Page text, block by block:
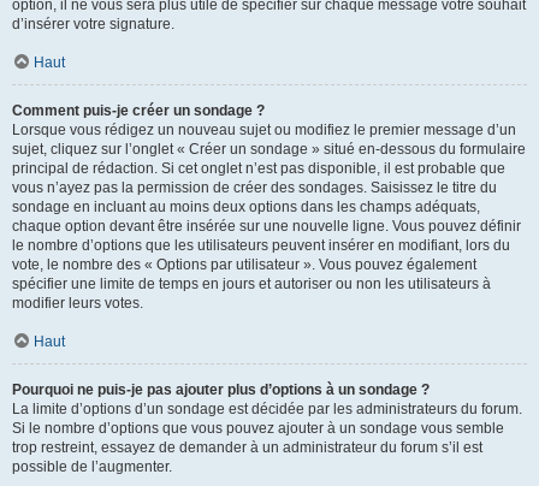
option, il ne vous sera plus utile de spécifier sur chaque message votre souhait
d’insérer votre signature.
Haut
Comment puis-je créer un sondage ?
Lorsque vous rédigez un nouveau sujet ou modifiez le premier message d’un
sujet, cliquez sur l’onglet « Créer un sondage » situé en-dessous du formulaire
principal de rédaction. Si cet onglet n’est pas disponible, il est probable que
vous n’ayez pas la permission de créer des sondages. Saisissez le titre du
sondage en incluant au moins deux options dans les champs adéquats,
chaque option devant être insérée sur une nouvelle ligne. Vous pouvez définir
le nombre d’options que les utilisateurs peuvent insérer en modifiant, lors du
vote, le nombre des « Options par utilisateur ». Vous pouvez également
spécifier une limite de temps en jours et autoriser ou non les utilisateurs à
modifier leurs votes.
Haut
Pourquoi ne puis-je pas ajouter plus d’options à un sondage ?
La limite d’options d’un sondage est décidée par les administrateurs du forum.
Si le nombre d’options que vous pouvez ajouter à un sondage vous semble
trop restreint, essayez de demander à un administrateur du forum s’il est
possible de l’augmenter.